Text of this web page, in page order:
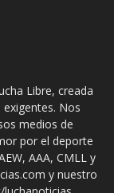
Libre, creada
Nos
medios de
por el deporte
AAA, CMLL y
y nuestro